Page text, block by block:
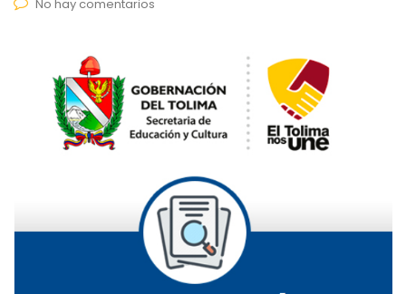
No hay comentarios